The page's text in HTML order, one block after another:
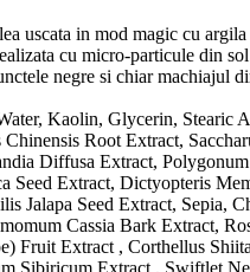
uscata in mod magic cu
cu micro-particule din
negre si chiar machiajul
Kaolin, Glycerin, Stearic
Root Extract,
Diffusa Extract,
Seed Extract, Dictyopteris
Jalapa Seed Extract, Sepia,
Cassia Bark Extract,
Fruit Extract , Corthellus
Sibiricum Extract , Swiftlet